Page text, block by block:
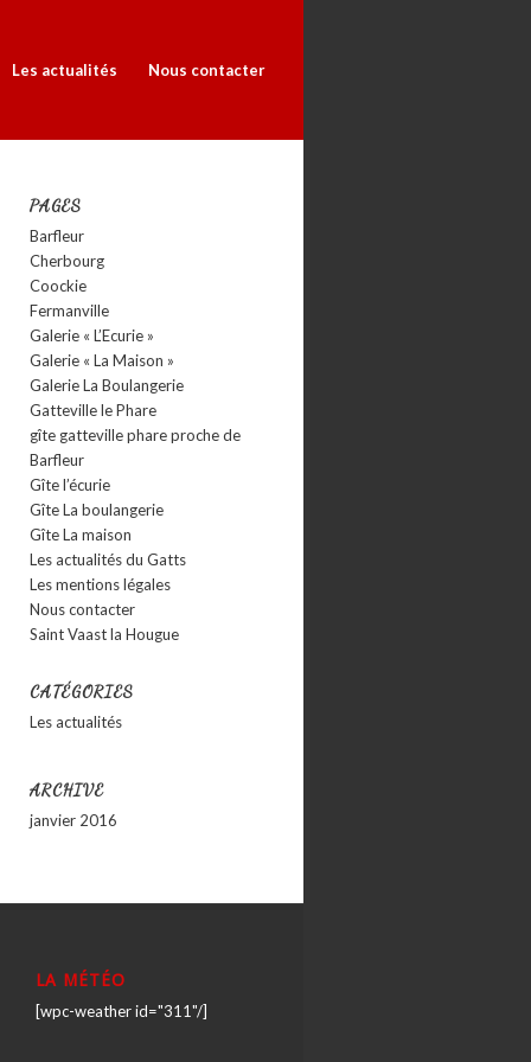
Les actualités Nous contacter
PAGES
Barfleur
Cherbourg
Coockie
Fermanville
Galerie « L’Ecurie »
Galerie « La Maison »
Galerie La Boulangerie
Gatteville le Phare
gîte gatteville phare proche de
Barfleur
Gîte l’écurie
Gîte La boulangerie
Gîte La maison
Les actualités du Gatts
Les mentions légales
Nous contacter
Saint Vaast la Hougue
CATÉGORIES
Les actualités
ARCHIVE
janvier 2016
LA MÉTÉO
[wpc-weather id="311"/]